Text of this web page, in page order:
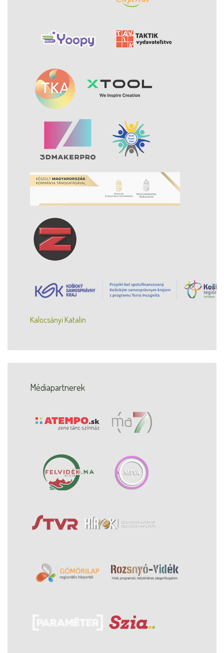
Kalocsányi Katalin
Médiapartnerek